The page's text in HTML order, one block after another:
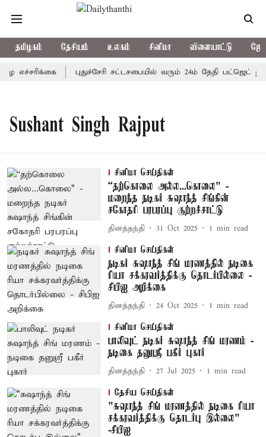
தமிழகம் தேசியம் உலகம் சினிமா விளையாட்டு
எச்சரிக்கை புதுச்சேரி சட்டசபையில் வரும் 24ம் தேதி பட்ஜெட்
Sushant Singh Rajput
சினிமா செய்திகள்
“தற்கொலை அல்ல...கொலை" -
மறைந்த நடிகர் சுஷாந்த் சிங்கின்
சகோதரி பரபரப்பு குற்றச்சாட்டு
தினத்தந்தி 31 Oct 2025 1 min read
சினிமா செய்திகள்
நடிகர் சுஷாந்த் சிங் மரணத்தில் நடிகை
ரியா சக்கரவர்த்திக்கு தொடர்பில்லை -
சிபிஐ அறிக்கை
தினத்தந்தி 24 Oct 2025 1 min read
சினிமா செய்திகள்
பாலிவுட் நடிகர் சுஷாந்த் சிங் மரணம் -
நடிகை தனுஸ்ரீ பகீர் புகார்
தினத்தந்தி 27 Jul 2025 1 min read
தேசிய செய்திகள்
"சுஷாந்த் சிங் மரணத்தில் நடிகை ரியா
சக்கரவர்த்திக்கு தொடர்பு இல்லை"
-சிபிஐ